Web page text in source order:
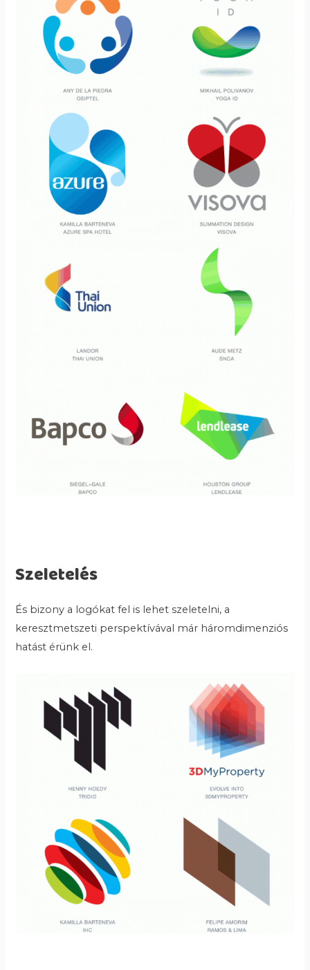
Szeletelés
És bizony a logókat fel is lehet szeletelni, a
keresztmetszeti perspektívával már háromdimenziós
hatást érünk el.